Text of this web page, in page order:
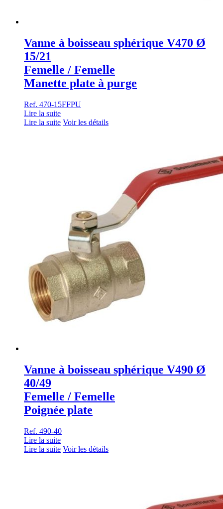
Vanne à boisseau sphérique V470 Ø
15/21
Femelle / Femelle
Manette plate à purge
Ref. 470-15FFPU
Lire la suite
Lire la suite Voir les détails
Vanne à boisseau sphérique V490 Ø
40/49
Femelle / Femelle
Poignée plate
Ref. 490-40
Lire la suite
Lire la suite Voir les détails